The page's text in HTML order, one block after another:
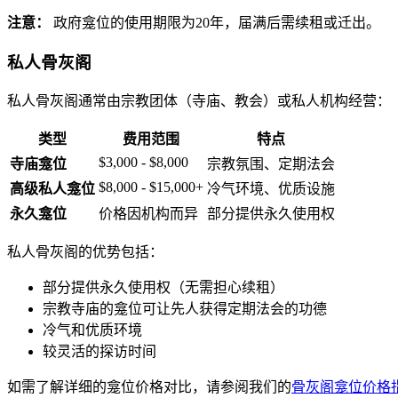
注意： 政府龛位的使用期限为20年，届满后需续租或迁出。
私人骨灰阁
私人骨灰阁通常由宗教团体（寺庙、教会）或私人机构经营：
类型 费用范围
特点
寺庙龛位
$3,000 - $8,000
宗教氛围、定期法会
高级私人龛位 $8,000 - $15,000+ 冷气环境、优质设施
永久龛位
价格因机构而异 部分提供永久使用权
私人骨灰阁的优势包括：
部分提供永久使用权（无需担心续租）
宗教寺庙的龛位可让先人获得定期法会的功德
冷气和优质环境
较灵活的探访时间
如需了解详细的龛位价格对比，请参阅我们的骨灰阁龛位价格